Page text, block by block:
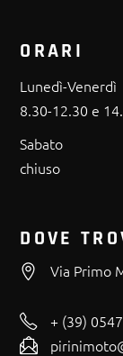
ORARI
Lunedì-Venerdì
8.30-12.30 e
Sabato
chiuso
DOVE
Via Primo
+ (39)